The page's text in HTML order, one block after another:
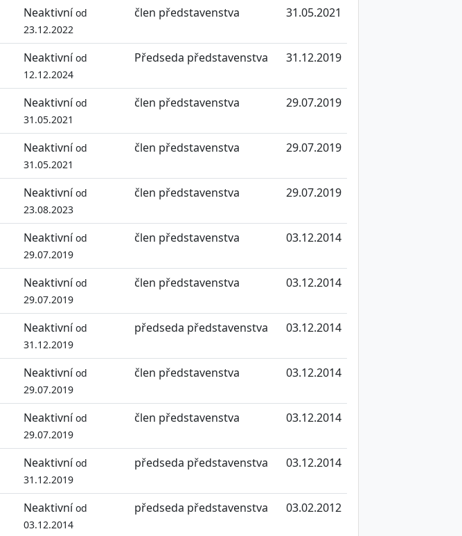
Neaktivníod
23.12.2022
člen představenstva 31.05.2021
Neaktivníod
12.12.2024
Předseda představenstva 31.12.2019
Neaktivníod
31.05.2021
člen představenstva 29.07.2019
Neaktivníod
31.05.2021
člen představenstva 29.07.2019
Neaktivníod
23.08.2023
člen představenstva 29.07.2019
Neaktivníod
29.07.2019
člen představenstva 03.12.2014
Neaktivníod
29.07.2019
člen představenstva 03.12.2014
Neaktivníod
31.12.2019
předseda představenstva 03.12.2014
Neaktivníod
29.07.2019
člen představenstva 03.12.2014
Neaktivníod
29.07.2019
člen představenstva 03.12.2014
Neaktivníod
31.12.2019
předseda představenstva 03.12.2014
Neaktivníod
03.12.2014
předseda představenstva 03.02.2012